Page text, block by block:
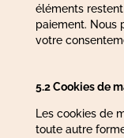
éléments
paiement. Nous
votre
5.2 Cookies de
Les cookies de
toute autre